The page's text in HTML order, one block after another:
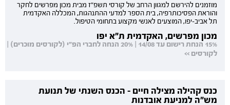
מוזמנים להירשם למגוון הרחב של קורסי תשפ"ז מבית מכון מפרשים לחקר
והוראת הפסיכותרפיה, בית הספר למדעי ההתנהגות, המכללה האקדמית
תל אביב-יפו, המוצעים לאנשי מקצוע בתחומי הטיפול.
מכון מפרשים, האקדמית ת"א יפו
15% הנחת רישום עד 14/08 | 20% הנחה לחברי הפ"י (לקורסים מוכרים) |
לקורסים >>
כנס קהילה מצילה חיים - הכנס השנתי של תנועת
מש"ה למניעת אובדנות